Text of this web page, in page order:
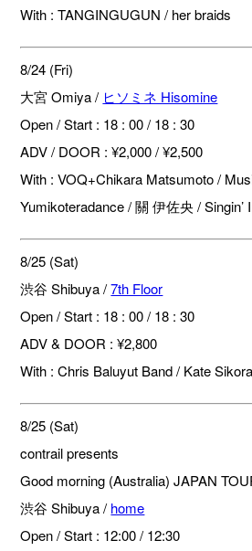
With : TANGINGUGUN / her braids
8/24 (Fri)
大宮 Omiya / ヒソミネ Hisomine
Open / Start : 18 : 00 / 18 : 30
ADV / DOOR : ¥2,000 / ¥2,500
With : VOQ+Chikara Matsumoto /
Yumikoteradance / 關 伊佐央 / Singin’
8/25 (Sat)
渋谷 Shibuya /7th Floor
Open / Start : 18 : 00 / 18 : 30
ADV & DOOR : ¥2,800
With : Chris Baluyut Band / Kate
8/25 (Sat)
contrail presents
Good morning (Australia) JAPAN
渋谷 Shibuya /home
Open / Start : 12:00 / 12:30